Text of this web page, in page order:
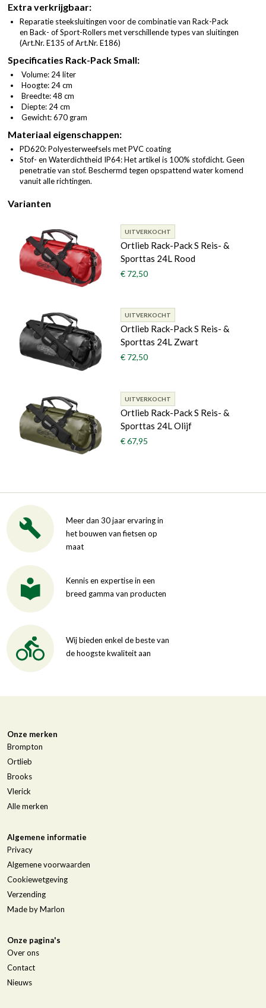
Extra verkrijgbaar:
Reparatie steeksluitingen voor de combinatie van Rack-Pack
en Back- of Sport-Rollers met verschillende types van sluitingen
(Art.Nr. E135 ofArt.Nr. E186)
Specificaties Rack-Pack Small:
Volume: 24 liter
Hoogte: 24 cm
Breedte: 48 cm
Diepte: 24 cm
Gewicht: 670 gram
Materiaal eigenschappen:
PD620: Polyesterweefsels met PVC coating
Stof- en Waterdichtheid IP64: Het artikel is 100% stofdicht. Geen
penetratie van stof. Beschermd tegen opspattend water komend
vanuit alle richtingen.
Varianten
UITVERKOCHT
Ortlieb Rack-Pack S Reis- &
Sporttas 24L Rood
€ 72,50
UITVERKOCHT
Ortlieb Rack-Pack S Reis- &
Sporttas 24L Zwart
€ 72,50
UITVERKOCHT
Ortlieb Rack-Pack S Reis- &
Sporttas 24L Olijf
€ 67,95
Meer dan 30 jaar ervaring in
het bouwen van fietsen op
maat
Kennis en expertise in een
breed gamma van producten
Wij bieden enkel de beste van
de hoogste kwaliteit aan
Onze merken
Brompton
Ortlieb
Brooks
Vlerick
Alle merken
Algemene informatie
Privacy
Algemene voorwaarden
Cookiewetgeving
Verzending
Made by Marlon
Onze pagina's
Over ons
Contact
Nieuws